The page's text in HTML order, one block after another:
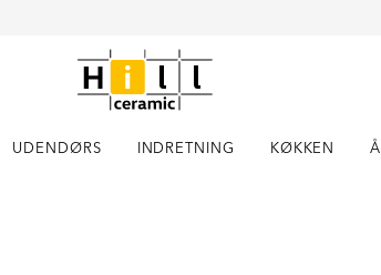
UDENDØRS INDRETNING KØKKEN